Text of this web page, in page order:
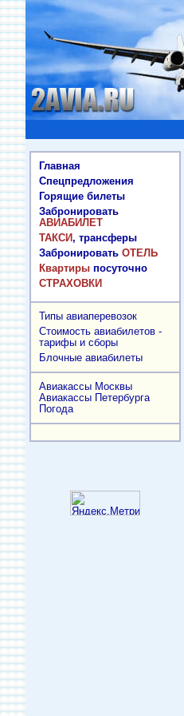
Главная
Спецпредложения
Горящие билеты
Забронировать
АВИАБИЛЕТ
ТАКСИ, трансферы
Забронировать ОТЕЛЬ
Квартиры посуточно
СТРАХОВКИ
Типы авиаперевозок
Стоимость авиабилетов -
тарифы и сборы
Блочные авиабилеты
Авиакассы Москвы
Авиакассы Петербурга
Погода